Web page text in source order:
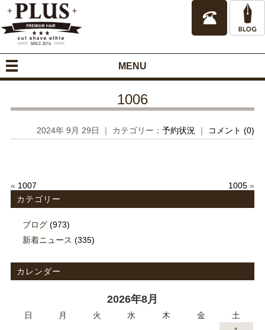
MENU
1006
2024年 9月 29日 ｜ カテゴリー：予約状況 ｜ コメント (0)
« 1007 1005 »
カテゴリー
ブログ(973)
新着ニュース (335)
カレンダー
2026年8月
日 月 火 水 木 金
土